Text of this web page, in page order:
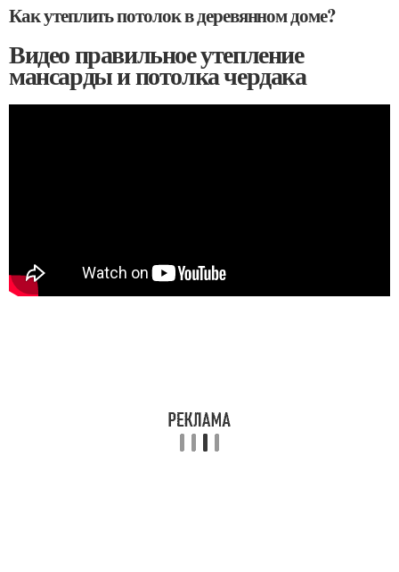
Как утеплить потолок в деревянном доме?
Видео правильное утепление
мансарды и потолка чердака